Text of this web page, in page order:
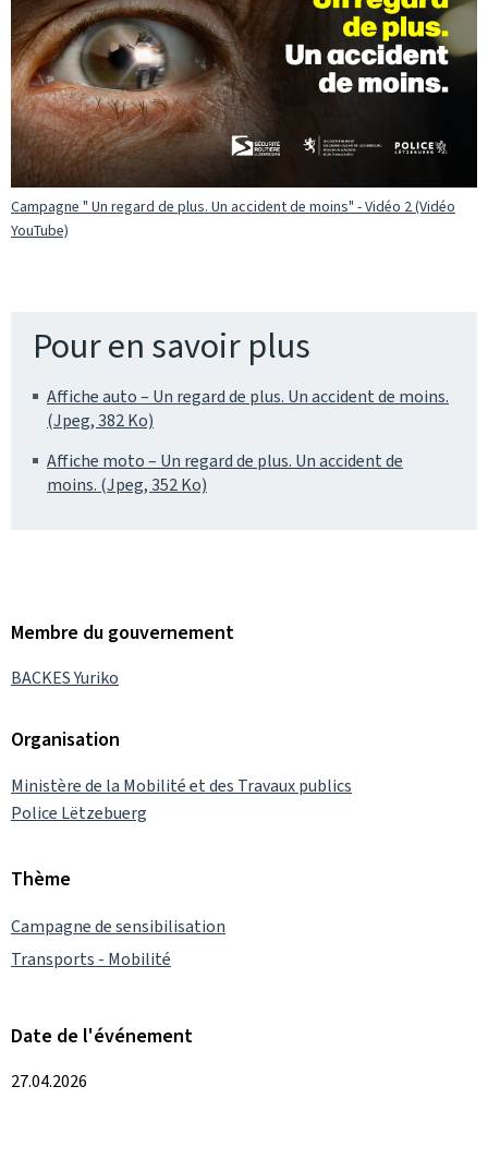
Campagne " Un regard de plus. Un accident de moins" - Vidéo 2 (Vidéo
YouTube)
Pour en savoir plus
Affiche auto – Un regard de plus. Un accident de moins.
(Jpeg, 382 Ko)
Affiche moto – Un regard de plus. Un accident de
moins. (Jpeg, 352 Ko)
Membre du gouvernement
BACKES Yuriko
Organisation
Ministère de la Mobilité et des Travaux publics
Police Lëtzebuerg
Thème
Campagne de sensibilisation
Transports - Mobilité
Date de l'événement
27.04.2026